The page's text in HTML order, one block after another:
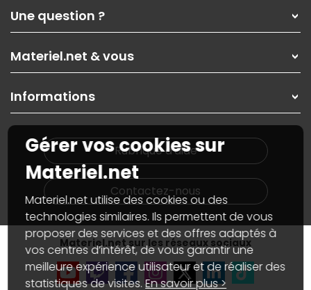
Nos services
Les magasins Materiel.net
Nos solutions pour les pros
Contactez-nous
Une question ?
Paiement, livraison
Garanties,Pack Zen
SAV, demander un retour
Informations
Materiel.net & vous
On rachète votre carte graphique
PC sur mesure : Votre RDV personnalisé
Notre démarche écologique
Materiel.net recrute
Notre programme d'affiliation
Partenariat & Sponsoring
Informations
Plan du site
Nos marques
Conditions générales de vente
Marketplace
Informations légales
Données personnellesetcookies
Gérer vos cookies
Accessibilité : non conforme
Rubrique d'aide
Contactez-nous
Materiel.net sur les réseaux sociaux
Gérer vos cookies sur
Materiel.net
Materiel.net utilise des cookies ou des
technologies similaires. Ils permettent de vous
proposer des services et des offres adaptés à
vos centres d’intérêt, de vous garantir une
meilleure expérience utilisateur et de réaliser des
statistiques de visites.En savoir plus >